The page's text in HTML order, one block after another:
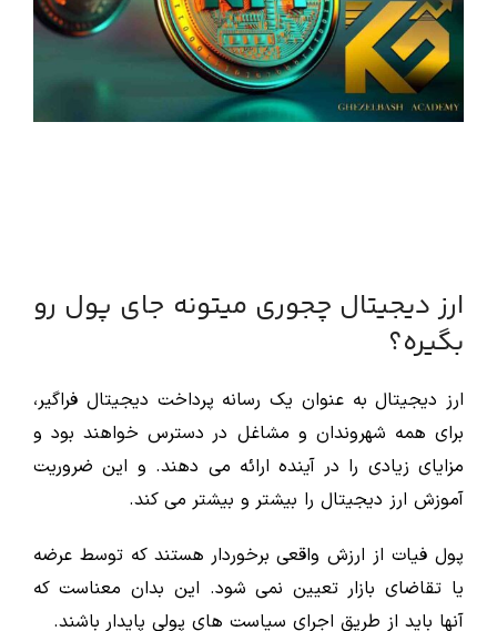
ارز دیجیتال چجوری میتونه جای پول رو
بگیره؟
ارز دیجیتال به عنوان یک رسانه پرداخت دیجیتال فراگیر،
برای همه شهروندان و مشاغل در دسترس خواهند بود و
مزایای زیادی را در آینده ارائه می دهند. و این ضروریت
آموزش ارز دیجیتال را بیشتر و بیشتر می کند.
پول فیات از ارزش واقعی برخوردار هستند که توسط عرضه
یا تقاضای بازار تعیین نمی شود. این بدان معناست که
آنها باید از طریق اجرای سیاست های پولی پایدار باشند.